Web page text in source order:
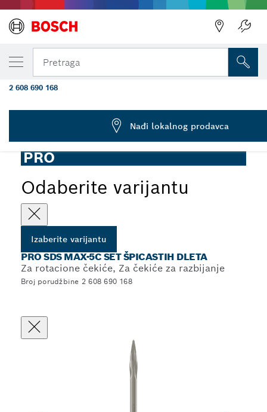
Pretraga
PRO
Odaberite varijantu
Izaberite varijantu
PRO SDS MAX-5C SET ŠPICASTIH DLETA
Za rotacione čekiće, Za čekiće za razbijanje
Broj porudžbine 2 608 690 168
IZABRANA VARIJANTA
PRO SDS max-5C set špicastih dleta, 400
kom.
2 608 690 168
Nađi lokalnog prodavca